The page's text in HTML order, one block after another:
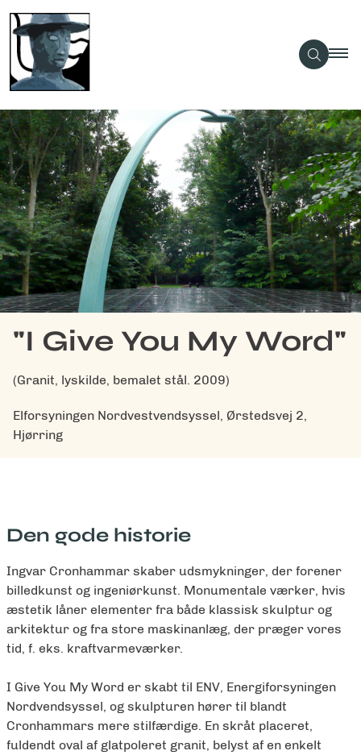
"I Give You My Word"
(Granit, lyskilde, bemalet stål. 2009)
Elforsyningen Nordvestvendsyssel, Ørstedsvej 2,
Hjørring
Den gode historie
Ingvar Cronhammar skaber udsmykninger, der forener
billedkunst og ingeniørkunst. Monumentale værker, hvis
æstetik låner elementer fra både klassisk skulptur og
arkitektur og fra store maskinanlæg, der præger vores
tid, f. eks. kraftvarmeværker.
I Give You My Word er skabt til ENV, Energiforsyningen
Nordvendsyssel, og skulpturen hører til blandt
Cronhammars mere stilfærdige. En skråt placeret,
fuldendt oval af glatpoleret granit, belyst af en enkelt